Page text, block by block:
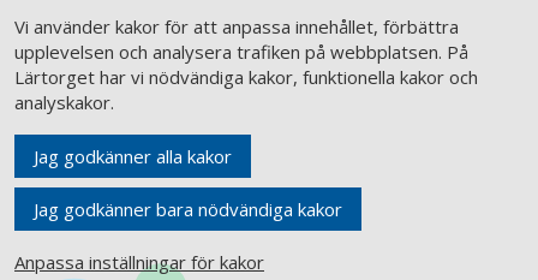
Vi använder kakor för att anpassa innehållet, förbättra
upplevelsen och analysera trafiken på webbplatsen. På
Lärtorget har vi nödvändiga kakor, funktionella kakor och
analyskakor.
Jag godkänner alla kakor
Jag godkänner bara nödvändiga kakor
Anpassa inställningar för kakor